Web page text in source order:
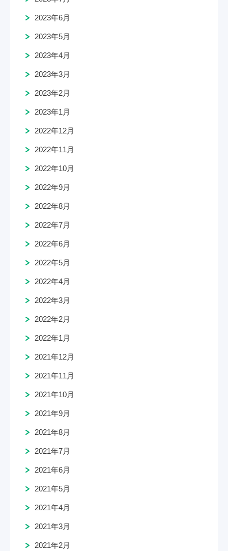
2023年6月
2023年5月
2023年4月
2023年3月
2023年2月
2023年1月
2022年12月
2022年11月
2022年10月
2022年9月
2022年8月
2022年7月
2022年6月
2022年5月
2022年4月
2022年3月
2022年2月
2022年1月
2021年12月
2021年11月
2021年10月
2021年9月
2021年8月
2021年7月
2021年6月
2021年5月
2021年4月
2021年3月
2021年2月